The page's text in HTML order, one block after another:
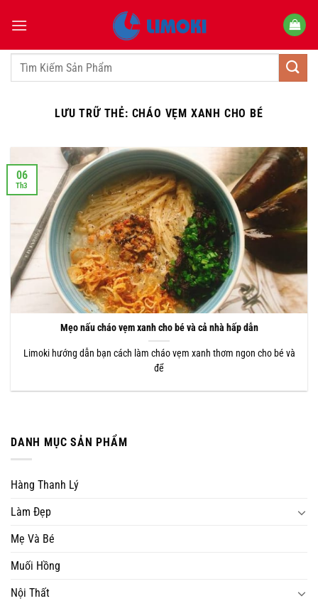
qua
dungTìm
LƯU TRỮ THẺ: CHÁO VẸM XANH CHO BÉ
Mẹo nấu cháo vẹm xanh cho bé và cả nhà hấp dẫn
Limoki hướng dẫn bạn cách làm cháo vẹm xanh thơm ngon cho bé và
để
06
Th3
DANH MỤC SẢN PHẨM
Hàng Thanh Lý
Làm Đẹp
Mẹ Và Bé
Muối Hồng
Nội Thất